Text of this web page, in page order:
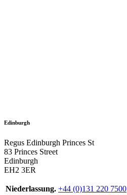
Edinburgh
Regus Edinburgh Princes St
83 Princes Street
Edinburgh
EH2 3ER
Niederlassung. +44 (0)131 220 7500